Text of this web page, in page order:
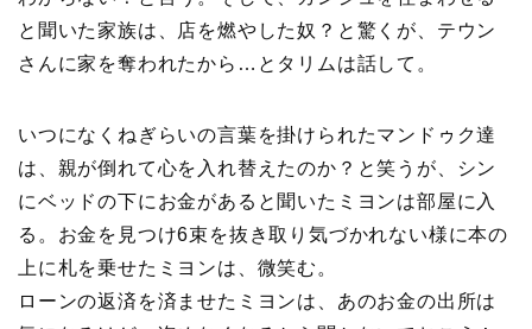
と聞いた家族は、店を燃やした奴？と驚くが、テウン
さんに家を奪われたから…とタリムは話して。
いつになくねぎらいの言葉を掛けられたマンドゥク達
は、親が倒れて心を入れ替えたのか？と笑うが、シン
にベッドの下にお金があると聞いたミヨンは部屋に入
る。お金を見つけ6束を抜き取り気づかれない様に本の
上に札を乗せたミヨンは、微笑む。
ローンの返済を済ませたミヨンは、あのお金の出所は